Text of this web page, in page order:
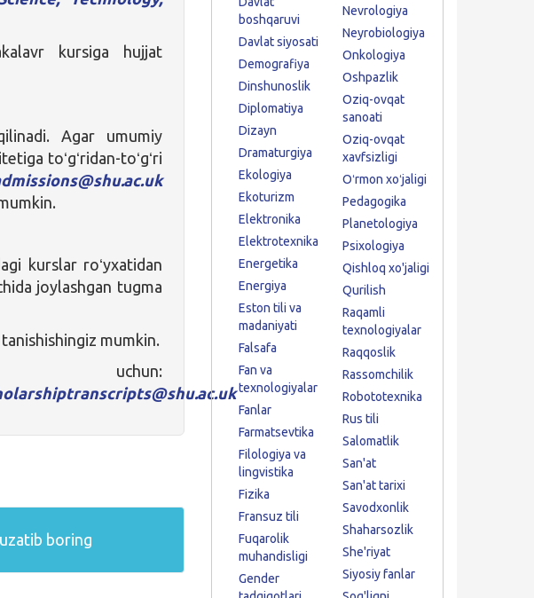
kursiga hujjat
Agar umumiy
toʻgʻridan-toʻgʻri
kurslar roʻyxatidan
joylashgan tugma
mumkin.
boring
boshqaruvi
Davlat siyosati
Demografiya
Dinshunoslik
Diplomatiya
Dizayn
Dramaturgiya
Ekologiya
Ekoturizm
Elektronika
Elektrotexnika
Energetika
Energiya
Eston tili va
madaniyati
Falsafa
Fan va
texnologiyalar
Fanlar
Farmatsevtika
Filologiya va
lingvistika
Fizika
Fransuz tili
Fuqarolik
muhandisligi
Gender
Nevrologiya
Neyrobiologiya
Onkologiya
Oshpazlik
Oziq-ovqat
sanoati
Oziq-ovqat
xavfsizligi
Oʻrmon xoʻjaligi
Pedagogika
Planetologiya
Psixologiya
Qishloq xo'jaligi
Qurilish
Raqamli
texnologiyalar
Raqqoslik
Rassomchilik
Robototexnika
Rus tili
Salomatlik
San'at
San'at tarixi
Savodxonlik
Shaharsozlik
She'riyat
Siyosiy fanlar